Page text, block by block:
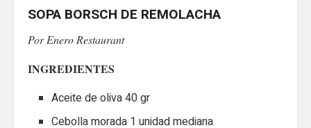
SOPA BORSCH DE REMOLACHA
Por Enero Restaurant
INGREDIENTES
Aceite de oliva 40 gr
Cebolla morada 1 unidad mediana